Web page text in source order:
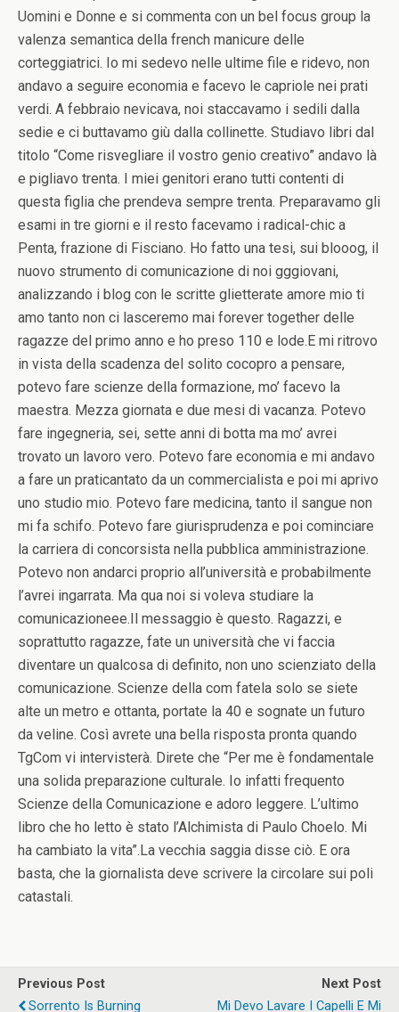
Uomini e Donne e si commenta con un bel focus group la
valenza semantica della french manicure delle
corteggiatrici. Io mi sedevo nelle ultime file e ridevo, non
andavo a seguire economia e facevo le capriole nei prati
verdi. A febbraio nevicava, noi staccavamo i sedili dalla
sedie e ci buttavamo giù dalla collinette. Studiavo libri dal
titolo “Come risvegliare il vostro genio creativo” andavo là
e pigliavo trenta. I miei genitori erano tutti contenti di
questa figlia che prendeva sempre trenta. Preparavamo gli
esami in tre giorni e il resto facevamo i radical-chic a
Penta, frazione di Fisciano. Ho fatto una tesi, sui blooog, il
nuovo strumento di comunicazione di noi gggiovani,
analizzando i blog con le scritte glietterate amore mio ti
amo tanto non ci lasceremo mai forever together delle
ragazze del primo anno e ho preso 110 e lode.E mi ritrovo
in vista della scadenza del solito cocopro a pensare,
potevo fare scienze della formazione, mo’ facevo la
maestra. Mezza giornata e due mesi di vacanza. Potevo
fare ingegneria, sei, sette anni di botta ma mo’ avrei
trovato un lavoro vero. Potevo fare economia e mi andavo
a fare un praticantato da un commercialista e poi mi aprivo
uno studio mio. Potevo fare medicina, tanto il sangue non
mi fa schifo. Potevo fare giurisprudenza e poi cominciare
la carriera di concorsista nella pubblica amministrazione.
Potevo non andarci proprio all’università e probabilmente
l’avrei ingarrata. Ma qua noi si voleva studiare la
comunicazioneee.Il messaggio è questo. Ragazzi, e
soprattutto ragazze, fate un università che vi faccia
diventare un qualcosa di definito, non uno scienziato della
comunicazione. Scienze della com fatela solo se siete
alte un metro e ottanta, portate la 40 e sognate un futuro
da veline. Così avrete una bella risposta pronta quando
TgCom vi intervisterà. Direte che “Per me è fondamentale
una solida preparazione culturale. Io infatti frequento
Scienze della Comunicazione e adoro leggere. L’ultimo
libro che ho letto è stato l’Alchimista di Paulo Choelo. Mi
ha cambiato la vita”.La vecchia saggia disse ciò. E ora
basta, che la giornalista deve scrivere la circolare sui poli
catastali.
Previous Post
Sorrento Is Burning
Next Post
Mi Devo Lavare I Capelli E Mi